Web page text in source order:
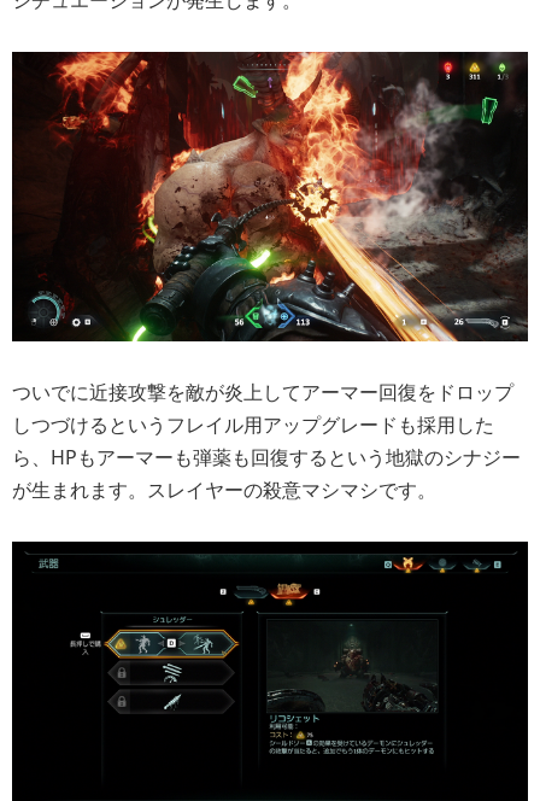
ついでに近接攻撃を敵が炎上してアーマー回復をドロップ
しつづけるというフレイル用アップグレードも採用した
ら、HPもアーマーも弾薬も回復するという地獄のシナジー
が生まれます。スレイヤーの殺意マシマシです。